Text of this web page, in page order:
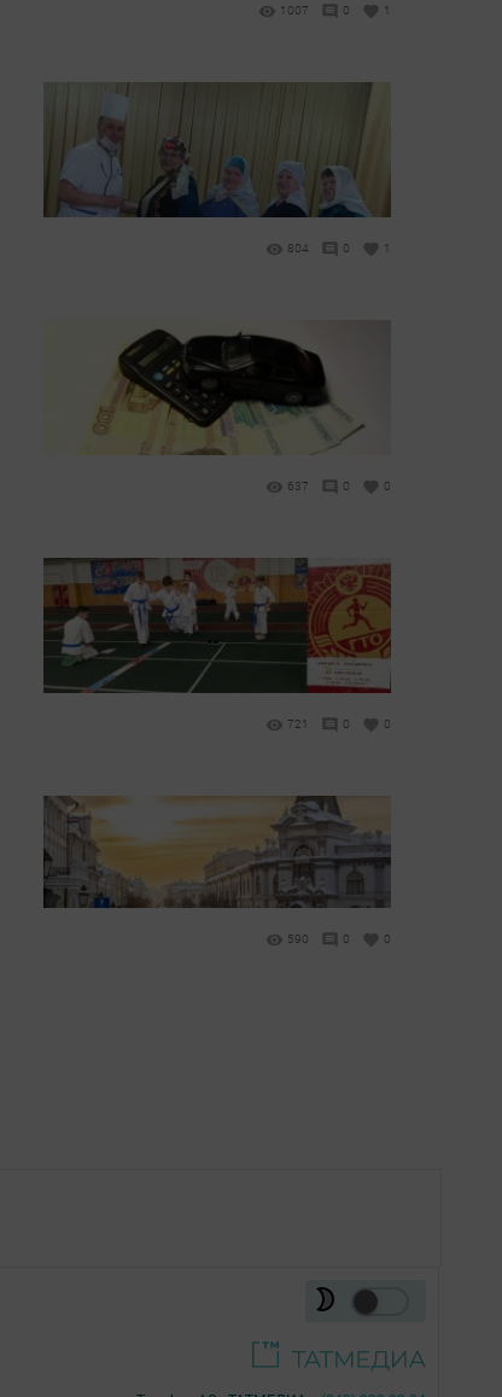
1007 0 1
804 0 1
637 0 0
721 0 0
590 0 0